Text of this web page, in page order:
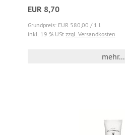
EUR 8,70
Grundpreis: EUR 580,00 / 1 l
inkl. 19 % USt zzgl. Versandkosten
mehr...